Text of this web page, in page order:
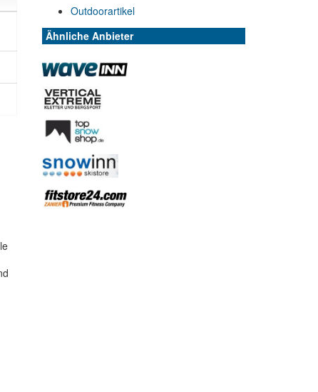
Outdoorartikel
Ähnliche Anbieter